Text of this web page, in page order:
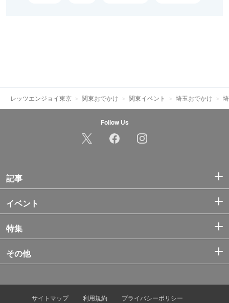
レッツエンジョイ東京 関東おでかけ 関東イベント 埼玉おでかけ
Follow Us
記事
イベント
特集
その他
サイトマップ 利用規約 プライバシーポリシー